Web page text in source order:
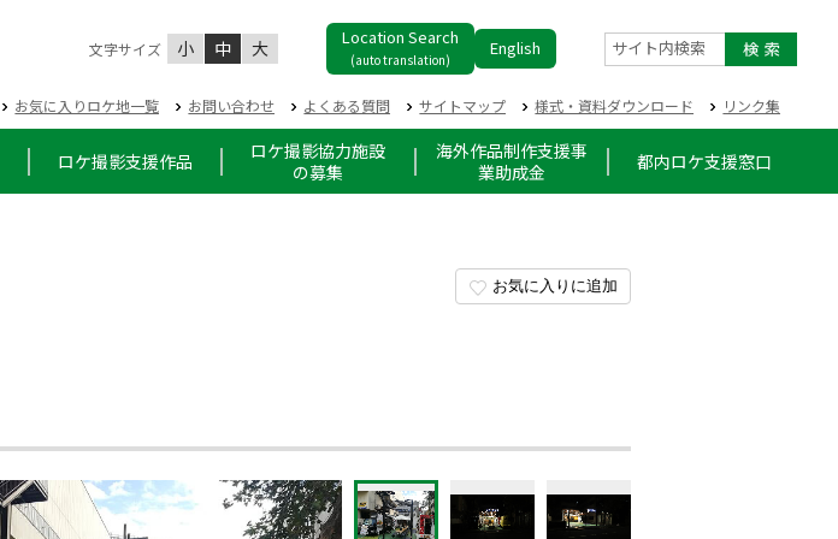
文字サイズ 小 中 大 Location Search
(auto translation)
English サイト内検索
お気に入りロケ地一覧 お問い合わせ よくある質問 サイトマップ 様式・資料ダウンロード リンク集
ロケ撮影支援作品
ロケ撮影協力施設
の募集
海外作品制作支援事
業助成金
都内ロケ支援窓口
お気に入りに追加